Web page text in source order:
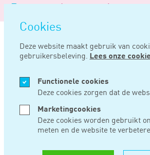
overslaan
Cookies
Deze website maakt gebruik van
gebruikersbeleving. Lees onze
Functionele cookies
Deze cookies zorgen dat de
Marketingcookies
Deze cookies worden gebruikt
meten en de website te
Logo
Noord
Negentig
NOV 30, 2017
EN BOETEN